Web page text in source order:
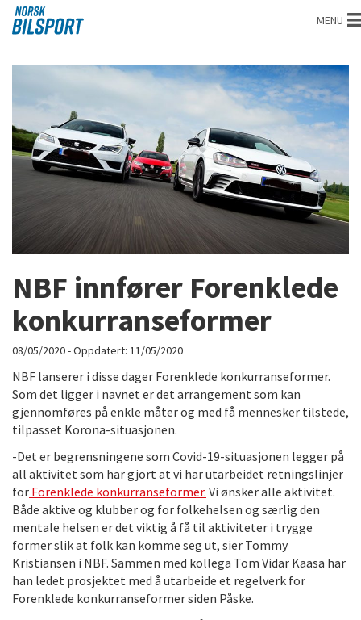
Norsk
bilsport MENU
NBF innfører Forenklede
konkurranseformer
08/05/2020- Oppdatert: 11/05/2020
NBF lanserer i disse dager Forenklede konkurranseformer.
Som det ligger i navnet er det arrangement som kan
gjennomføres på enkle måter og med få mennesker tilstede,
tilpasset Korona-situasjonen.
-Det er begrensningene som Covid-19-situasjonen legger på
all aktivitet som har gjort at vi har utarbeidet retningslinjer
for Forenklede konkurranseformer. Vi ønsker alle aktivitet.
Både aktive og klubber og for folkehelsen og særlig den
mentale helsen er det viktig å få til aktiviteter i trygge
former slik at folk kan komme seg ut, sier Tommy
Kristiansen i NBF. Sammen med kollega Tom Vidar Kaasa har
han ledet prosjektet med å utarbeide et regelverk for
Forenklede konkurranseformer siden Påske.